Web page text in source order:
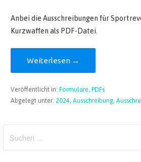
Anbei die Ausschreibungen für
Kurzwaffen als PDF-Datei.
Weiterlesen →
Veröffentlicht in: Formulare, PDFs
Abgelegt unter: 2024, Ausschreibung,
nach: